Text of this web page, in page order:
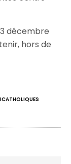
décembre
hors de